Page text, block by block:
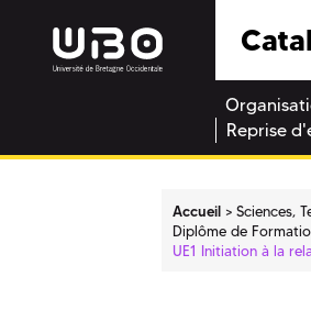
Reprise
Accueil Sciences,
Diplôme de
UE1 Initiation à la